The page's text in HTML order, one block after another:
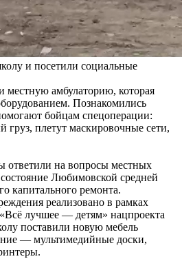
и посетили социальные
амбулаторию, которая
Познакомились
бойцам спецоперации:
плетут маскировочные сети,
ответили на вопросы местных
Любимовской средней
капитального ремонта.
реализовано в рамках
лучшее — детям» нацпроекта
поставили новую мебель
— мультимедийные доски,